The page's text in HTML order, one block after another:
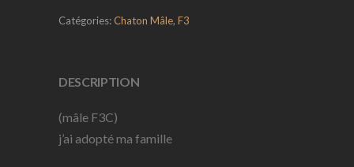
Catégories:Chaton Mâle, F3
DESCRIPTION
(mâle F3C)
j’ai adopté ma famille